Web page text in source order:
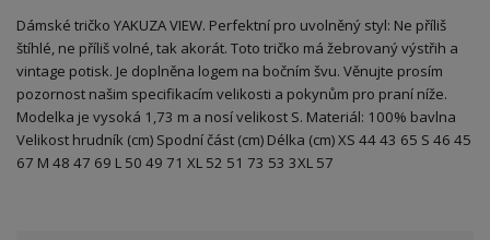
Dámské tričko YAKUZA VIEW. Perfektní pro uvolněný styl: Ne příliš
štíhlé, ne příliš volné, tak akorát. Toto tričko má žebrovaný výstřih a
vintage potisk. Je doplněna logem na bočním švu. Věnujte prosím
pozornost našim specifikacím velikosti a pokynům pro praní níže.
Modelka je vysoká 1,73 m a nosí velikost S. Materiál: 100% bavlna
Velikost hrudník (cm) Spodní část (cm) Délka (cm) XS 44 43 65 S 46 45
67 M 48 47 69 L 50 49 71 XL 52 51 73 53 3XL 57